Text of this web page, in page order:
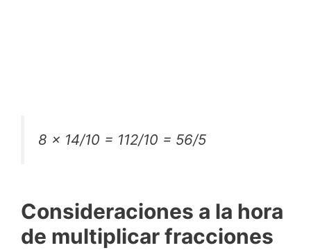
8 x 14/10 = 112/10 = 56/5
Consideraciones a la hora
de multiplicar fracciones